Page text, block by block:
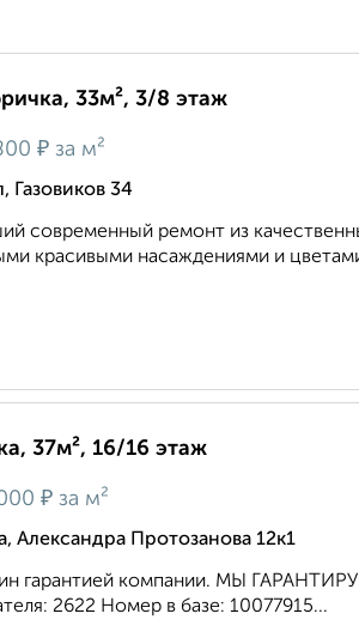
33м², 3/8 этаж
₽ за м²
Газовиков 34
современный ремонт из
красивыми насаждениями и
37м², 16/16 этаж
₽ за м²
Александра Протозанова 12к1
гарантией компании. МЫ
2622 Номер в базе: 10077915...